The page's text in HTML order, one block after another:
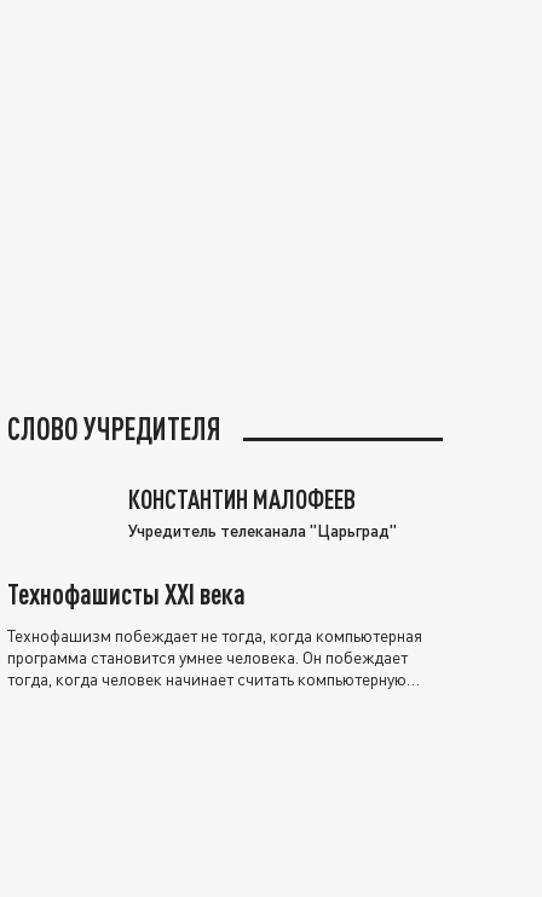
СЛОВО УЧРЕДИТЕЛЯ
КОНСТАНТИН МАЛОФЕЕВ
Учредитель телеканала "Царьград"
Технофашисты XXI века
Технофашизм побеждает не тогда, когда компьютерная
программа становится умнее человека. Он побеждает
тогда, когда человек начинает считать компьютерную